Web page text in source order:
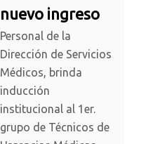
nuevo ingreso
Personal de la
Dirección de Servicios
Médicos, brinda
inducción
institucional al 1er.
grupo de Técnicos de